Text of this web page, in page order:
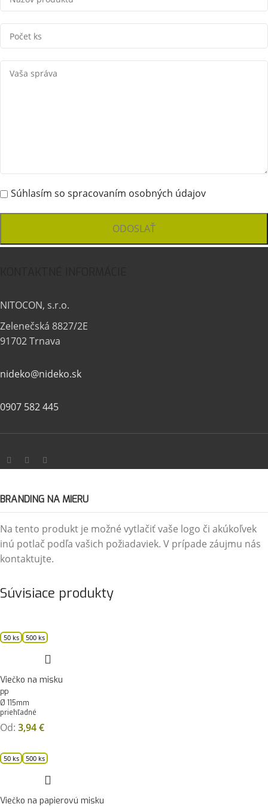
Súhlasím so spracovaním osobných údajov
NITOCON, s.r.o.
Zelenečská 8827/2E
91702 Trnava
nideko@nideko.sk
0907 582 445
BRANDING NA MIERU
Na tento produkt je možné vytlačiť vaše logo či akúkoľvek
inú potlač podľa vašich požiadaviek. V prípade záujmu nás
kontaktujte.
Súvisiace produkty
50 ks 500 ks
Viečko na misku
PP
Ø 115mm
priehľadné
Od: 3,94€
50 ks 500 ks
Viečko na papierovú misku